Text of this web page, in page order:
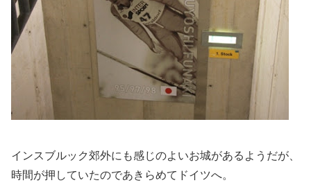
インスブルック郊外にも感じのよいお城があるようだが、
時間が押していたのであきらめてドイツへ。